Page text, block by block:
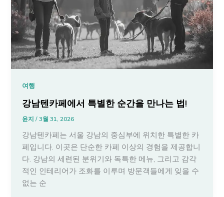
여행
강남텐카페에서 특별한 순간을 만나는 법!
윤지/3월 31, 2026
강남텐카페는 서울 강남의 중심부에 위치한 특별한 카
페입니다. 이곳은 단순한 카페 이상의 경험을 제공합니
다. 강남의 세련된 분위기와 독특한 메뉴, 그리고 감각
적인 인테리어가 조화를 이루며 방문객들에게 잊을 수
없는 순